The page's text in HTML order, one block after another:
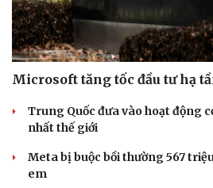
Microsoft tăng tốc đầu tư hạ
Trung Quốc đưa vào hoạt động
nhất thế giới
Meta bị buộc bồi thường 567
em